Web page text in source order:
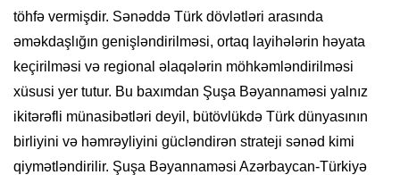
töhfə vermişdir. Sənəddə Türk dövlətləri arasında
əməkdaşlığın genişləndirilməsi, ortaq layihələrin həyata
keçirilməsi və regional əlaqələrin möhkəmləndirilməsi
xüsusi yer tutur. Bu baxımdan Şuşa Bəyannaməsi yalnız
ikitərəfli münasibətləri deyil, bütövlükdə Türk dünyasının
birliyini və həmrəyliyini gücləndirən strateji sənəd kimi
qiymətləndirilir. Şuşa Bəyannaməsi Azərbaycan-Türkiyə